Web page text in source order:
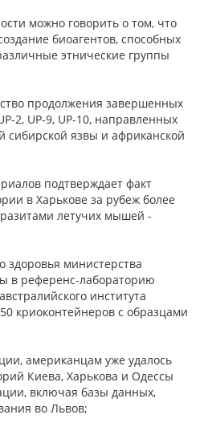
можно говорить о том, что
биоагентов, способных
этнические группы
продолжения завершенных
2, UP-9, UP-10, направленных
сибирской язвы и африканской
подтверждает факт
в Харькове за рубеж более
летучих мышей -
здоровья министерства
в референс-лабораторию
института
криоконтейнеров с образцами
американцам уже удалось
Киева, Харькова и Одессы
включая базы данных,
во Львов;